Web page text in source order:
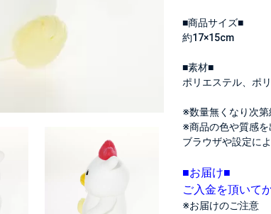
■商品サイズ■
約17×15cm
■素材■
ポリエステル、ポ
※数量無くなり次第
※商品の色や質感
ブラウザや設定に
■お届け■
ご入金を頂いて
※お届けのご注意